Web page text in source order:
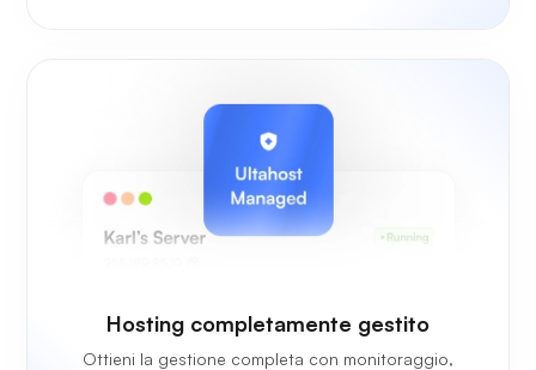
Hosting completamente gestito
Ottieni la gestione completa con monitoraggio,